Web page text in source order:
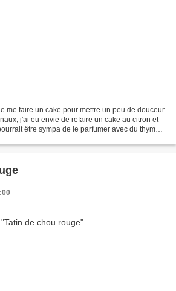
me faire un cake pour mettre un peu de douceur
j'ai eu envie de refaire un cake au citron et
être sympa de le parfumer avec du thym